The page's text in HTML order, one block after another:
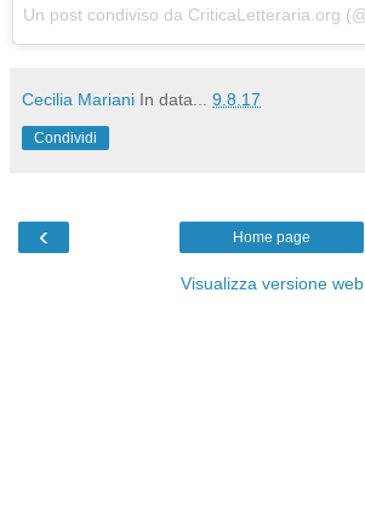
Cecilia Mariani In data... 9.8.17
Condividi
‹ Home page
Visualizza versione web